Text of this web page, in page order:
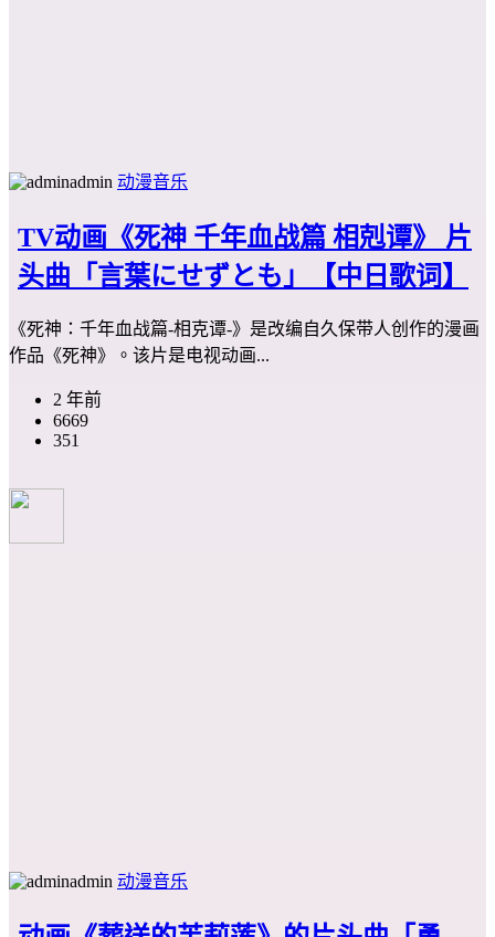
admin 动漫音乐
TV动画《死神 千年血战篇 相剋谭》 片
头曲「言葉にせずとも」【中日歌词】
《死神：千年血战篇-相克谭-》是改编自久保带人创作的漫画
作品《死神》。该片是电视动画...
2 年前
6669
351
admin 动漫音乐